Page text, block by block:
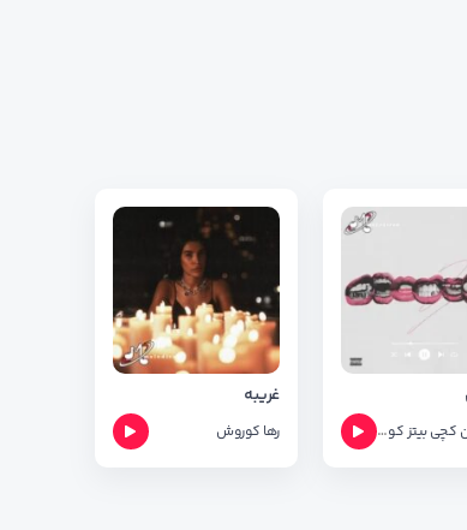
کچی بیتز کوروش لیتو
غریبه
رها کوروش